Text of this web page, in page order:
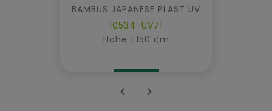
BAMBUS JAPANESE PLAST UV
10534-UV71
Höhe : 150 cm
 